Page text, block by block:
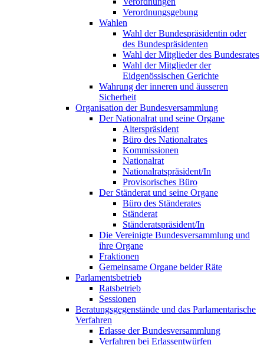
Verordnungsgebung
Wahlen
Wahl der Bundespräsidentin oder
des Bundespräsidenten
Wahl der Mitglieder des Bundesrates
Wahl der Mitglieder der
Eidgenössischen Gerichte
Wahrung der inneren und äusseren
Sicherheit
Organisation der Bundesversammlung
Der Nationalrat und seine Organe
Alterspräsident
Büro des Nationalrates
Kommissionen
Nationalrat
Nationalratspräsident/In
Provisorisches Büro
Der Ständerat und seine Organe
Büro des Ständerates
Ständerat
Ständeratspräsident/In
Die Vereinigte Bundesversammlung und
ihre Organe
Fraktionen
Gemeinsame Organe beider Räte
Parlamentsbetrieb
Ratsbetrieb
Sessionen
Beratungsgegenstände und das Parlamentarische
Verfahren
Erlasse der Bundesversammlung
Verfahren bei Erlassentwürfen